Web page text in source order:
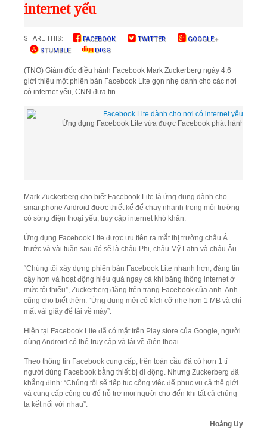
internet yếu
SHARE THIS: FACEBOOK TWITTER
GOOGLE+
STUMBLE
DIGG
(TNO) Giám đốc điều hành Facebook Mark Zuckerberg ngày 4.6
giới thiệu một phiên bản Facebook Lite gọn nhẹ dành cho các nơi
có internet yếu, CNN đưa tin.
Ứng dụng Facebook Lite vừa được Facebook phát hành - Ảnh:
Mark Zuckerberg cho biết Facebook Lite là ứng dụng dành cho
smartphone Android được thiết kế để chạy nhanh trong môi trường
có sóng điện thoại yếu, truy cập internet khó khăn.
Ứng dụng Facebook Lite được ưu tiên ra mắt thị trường châu Á
trước và vài tuần sau đó sẽ là châu Phi, châu Mỹ Latin và châu Âu.
“Chúng tôi xây dựng phiên bản Facebook Lite nhanh hơn, đáng tin
cậy hơn và hoạt động hiệu quả ngay cả khi băng thông internet ở
mức tối thiểu”, Zuckerberg đăng trên trang Facebook của anh. Anh
cũng cho biết thêm: “Ứng dụng mới có kích cỡ nhẹ hơn 1 MB và chỉ
mất vài giây để tải về máy”.
Hiện tại Facebook Lite đã có mặt trên Play store của Google, người
dùng Android có thể truy cập và tải về điện thoại.
Theo thông tin Facebook cung cấp, trên toàn cầu đã có hơn 1 tỉ
người dùng Facebook bằng thiết bị di động. Nhưng Zuckerberg đã
khẳng định: “Chúng tôi sẽ tiếp tục công việc để phục vụ cả thế giới
và cung cấp công cụ để hỗ trợ mọi người cho đến khi tất cả chúng
ta kết nối với nhau”.
Hoàng Uy